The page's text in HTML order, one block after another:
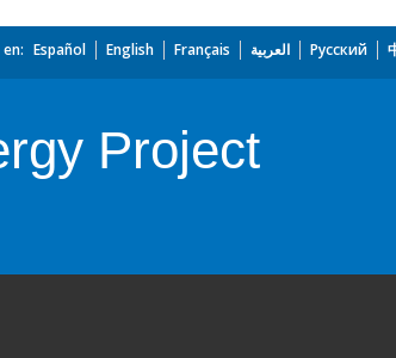
Español English Français العربية Русский
Project